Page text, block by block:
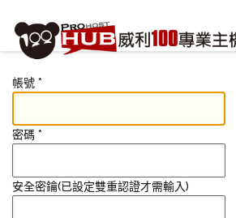
帳號 *
密碼 *
安全密鑰(已設定雙重認證才需輸入)
註冊/登入或註冊會員
加入會員
忘記您的密碼？